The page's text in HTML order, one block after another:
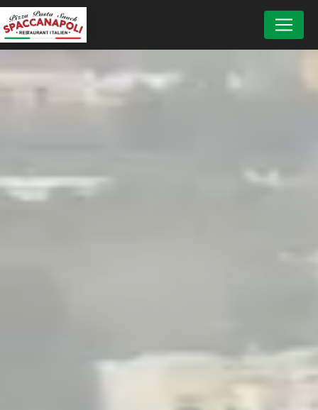
Panneau de gestion des cookies